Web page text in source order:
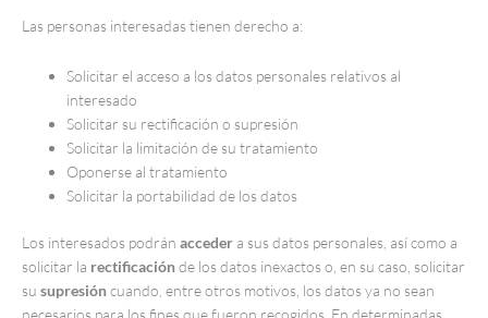
Las personas interesadas tienen derecho a:
Solicitar el acceso a los datos personales relativos al
interesado
Solicitar su rectificación o supresión
Solicitar la limitación de su tratamiento
Oponerse al tratamiento
Solicitar la portabilidad de los datos
Los interesados podrán acceder a sus datos personales, así como a
solicitar la rectificaciónde los datos inexactos o, en su caso, solicitar
su supresióncuando, entre otros motivos, los datos ya no sean
necesarios para los fines que fueron recogidos. En determinadas